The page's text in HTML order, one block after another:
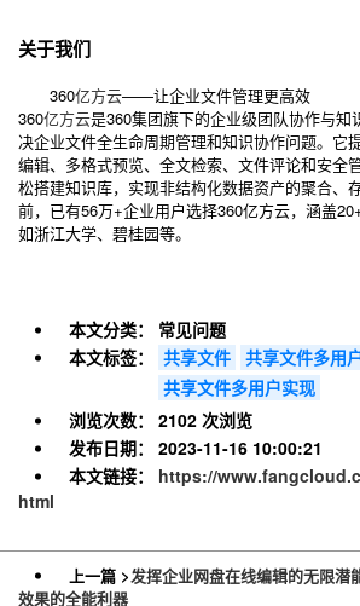
关于我们
360亿方云——让企业文件管理更高效
360亿方云是360集团旗下的企业级团队协作与知
决企业文件全生命周期管理和知识协作问题。它
编辑、多格式预览、全文检索、文件评论和安全
松搭建知识库，实现非结构化数据资产的聚合、
前，已有56万+企业用户选择360亿方云，涵盖
如浙江大学、碧桂园等。
本文分类：
常见问题
本文标签：
共享文件 共享文件多用
共享文件多用户实现
浏览次数：
2102 次浏览
发布日期：
2023-11-16 10:00:21
本文链接：
https://
html
上一篇 >发挥企业网盘在线编辑的无限潜
效果的全能利器